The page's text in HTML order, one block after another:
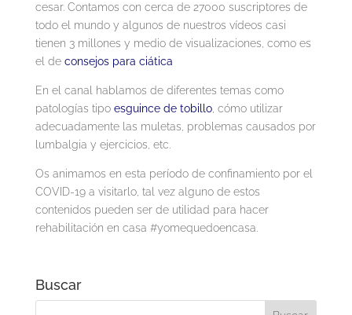
cesar. Contamos con cerca de 27000 suscriptores de
todo el mundo y algunos de nuestros vídeos casi
tienen 3 millones y medio de visualizaciones, como es
el de consejos para ciática
En el canal hablamos de diferentes temas como
patologías tipo esguince de tobillo, cómo utilizar
adecuadamente las muletas, problemas causados por
lumbalgia y ejercicios, etc.
Os animamos en esta período de confinamiento por el
COVID-19 a visitarlo, tal vez alguno de estos
contenidos pueden ser de utilidad para hacer
rehabilitación en casa #yomequedoencasa.
Buscar